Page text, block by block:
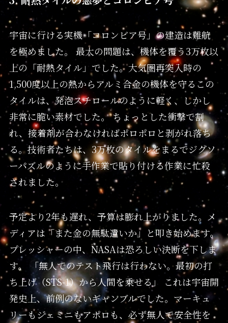
宇宙に行ける実機「コロンビア号」の建造は難航
を極めました。 最大の問題は、機体を覆う3万枚以
上の「耐熱タイル」でした。大気圏再突入時の
1,500度以上の熱からアルミ合金の機体を守るこの
タイルは、発泡スチロールのように軽く、しかし
非常に脆い素材でした。 ちょっとした衝撃で割
れ、接着剤が合わなければポロポロと剥がれ落ち
る。技術者たちは、3万枚のタイルをまるでジグソ
ーパズルのように手作業で貼り付ける作業に忙殺
されました。
予定より2年も遅れ、予算は膨れ上がりました。メ
ディアは「また金の無駄遣いか」と叩き始めます。
プレッシャーの中、NASAは恐ろしい決断を下しま
す。 「無人でのテスト飛行は行わない。最初の打
ち上げ（STS-1）から人間を乗せる」 これは宇宙開
発史上、前例のないギャンブルでした。マーキュ
リーもジェミニもアポロも、必ず無人で安全性を